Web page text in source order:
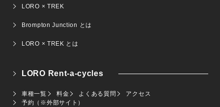
LORO × TREK
Brompton Junction とは
LORO × TREK とは
LORO Rent-a-cycles
車種一覧 料金 よくある質問
アクセス
予約（※外部サイト）